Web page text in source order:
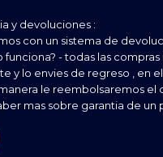
y devoluciones :
con un sistema de
funciona? - todas las
y lo envies de regreso , en
le reembolsaremos el
mas sobre garantia de